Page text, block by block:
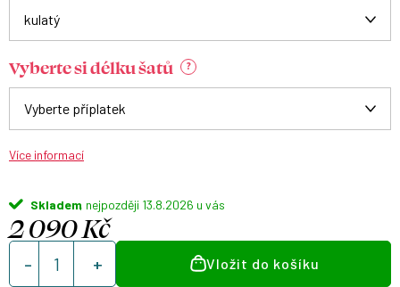
Vyberte si délku šatů ?
Více informací
Skladem 13.8.2026
2 090 Kč
Měrná
cena:
Vložit do košíku